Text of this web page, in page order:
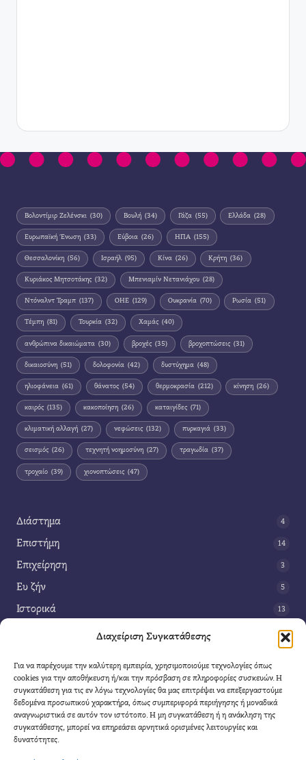
Διαχείριση Συγκατάθεσης
Για να παρέχουμε την καλύτερη εμπειρία, χρησιμοποιούμε τεχνολογίες όπως
cookies για την αποθήκευση ή/και την πρόσβαση σε πληροφορίες συσκευών. Η
συγκατάθεση για τις εν λόγω τεχνολογίες θα μας επιτρέψει να επεξεργαστούμε
δεδομένα προσωπικού χαρακτήρα, όπως συμπεριφορά περιήγησης ή μοναδικά
αναγνωριστικά σε αυτόν τον ιστότοπο. Η μη συγκατάθεση ή η ανάκληση της
συγκατάθεσης, μπορεί να επηρεάσει αρνητικά ορισμένες λειτουργίες και
δυνατότητες.
Βολοντίμιρ Ζελένσκι (30) Βουλή (34) Γάζα (55) Ελλάδα (28)
Ευρωπαϊκή Ένωση (33) Εύβοια (26) ΗΠΑ (155)
Θεσσαλονίκη (56) Ισραήλ (95) Κίνα (26) Κρήτη (36)
Κυριάκος Μητσοτάκης (32) Μπενιαμίν Νετανιάχου (28)
Ντόναλντ Τραμπ (137) ΟΗΕ (129) Ουκρανία (70) Ρωσία (51)
Τέμπη (81) Τουρκία (32) Χαμάς (40)
ανθρώπινα δικαιώματα (30) βροχές (35) βροχοπτώσεις (31)
δικαιοσύνη (51) δολοφονία (42) δυστύχημα (48)
ηλιοφάνεια (61) θάνατος (54) θερμοκρασία (212) κίνηση (26)
καιρός (135) κακοποίηση (26) καταιγίδες (71)
κλιματική αλλαγή (27) νεφώσεις (132) πυρκαγιά (33)
σεισμός (26) τεχνητή νοημοσύνη (27) τραγωδία (37)
τροχαίο (39) χιονοπτώσεις (47)
Διάστημα 4
Επιστήμη 14
Επιχείρηση 3
Ευ ζήν 5
Ιστορικά 13
42
Τέχνη 3
Τεχνολογία
Υγεία
Φαντασία